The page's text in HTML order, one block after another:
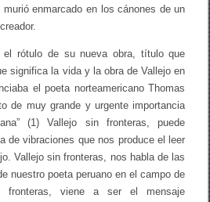
enmarcado en los cánones de un
rótulo de su nueva obra, título que
significa la vida y la obra de Vallejo en
el poeta norteamericano Thomas
de muy grande y urgente importancia
(1) Vallejo sin fronteras, puede
de vibraciones que nos produce el leer
Vallejo sin fronteras, nos habla de las
nuestro poeta peruano en el campo de
fronteras, viene a ser el mensaje